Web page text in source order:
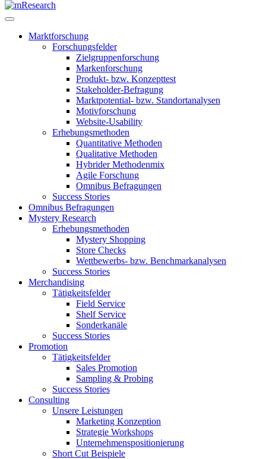
Marktforschung
Forschungsfelder
Zielgruppenforschung
Markenforschung
Produkt- bzw. Konzepttest
Stakeholder-Befragung
Marktpotential- bzw. Standortanalysen
Motivforschung
Website-Usability
Erhebungsmethoden
Quantitative Methoden
Qualitative Methoden
Hybrider Methodenmix
Agile Forschung
Omnibus Befragungen
Success Stories
Omnibus Befragungen
Mystery Research
Erhebungsmethoden
Mystery Shopping
Store Checks
Wettbewerbs- bzw. Benchmarkanalysen
Success Stories
Merchandising
Tätigkeitsfelder
Field Service
Shelf Service
Sonderkanäle
Success Stories
Promotion
Tätigkeitsfelder
Sales Promotion
Sampling & Probing
Success Stories
Consulting
Unsere Leistungen
Marketing Konzeption
Strategie Workshops
Unternehmenspositionierung
Short Cut Beispiele